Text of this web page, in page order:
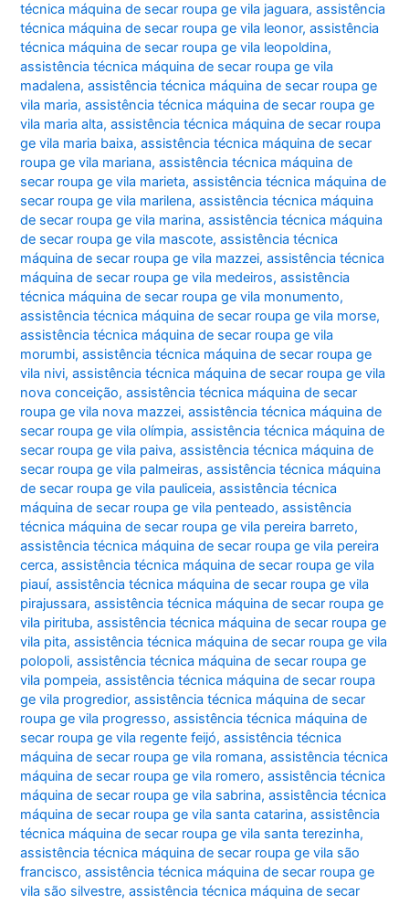
técnica máquina de secar roupa ge vila jaguara,assistência
técnica máquina de secar roupa ge vila leonor,assistência
técnica máquina de secar roupa ge vila leopoldina,
assistência técnica máquina de secar roupa ge vila
madalena,assistência técnica máquina de secar roupa ge
vila maria,assistência técnica máquina de secar roupa ge
vila maria alta,assistência técnica máquina de secar roupa
ge vila maria baixa,assistência técnica máquina de secar
roupa ge vila mariana,assistência técnica máquina de
secar roupa ge vila marieta,assistência técnica máquina de
secar roupa ge vila marilena,assistência técnica máquina
de secar roupa ge vila marina,assistência técnica máquina
de secar roupa ge vila mascote,assistência técnica
máquina de secar roupa ge vila mazzei,assistência técnica
máquina de secar roupa ge vila medeiros,assistência
técnica máquina de secar roupa ge vila monumento,
assistência técnica máquina de secar roupa ge vila morse,
assistência técnica máquina de secar roupa ge vila
morumbi,assistência técnica máquina de secar roupa ge
vila nivi,assistência técnica máquina de secar roupa ge vila
nova conceição,assistência técnica máquina de secar
roupa ge vila nova mazzei,assistência técnica máquina de
secar roupa ge vila olímpia,assistência técnica máquina de
secar roupa ge vila paiva,assistência técnica máquina de
secar roupa ge vila palmeiras,assistência técnica máquina
de secar roupa ge vila pauliceia,assistência técnica
máquina de secar roupa ge vila penteado,assistência
técnica máquina de secar roupa ge vila pereira barreto,
assistência técnica máquina de secar roupa ge vila pereira
cerca,assistência técnica máquina de secar roupa ge vila
piauí,assistência técnica máquina de secar roupa ge vila
pirajussara,assistência técnica máquina de secar roupa ge
vila pirituba,assistência técnica máquina de secar roupa ge
vila pita,assistência técnica máquina de secar roupa ge vila
polopoli,assistência técnica máquina de secar roupa ge
vila pompeia,assistência técnica máquina de secar roupa
ge vila progredior,assistência técnica máquina de secar
roupa ge vila progresso,assistência técnica máquina de
secar roupa ge vila regente feijó,assistência técnica
máquina de secar roupa ge vila romana,assistência técnica
máquina de secar roupa ge vila romero,assistência técnica
máquina de secar roupa ge vila sabrina,assistência técnica
máquina de secar roupa ge vila santa catarina,assistência
técnica máquina de secar roupa ge vila santa terezinha,
assistência técnica máquina de secar roupa ge vila são
francisco,assistência técnica máquina de secar roupa ge
vila são silvestre,assistência técnica máquina de secar